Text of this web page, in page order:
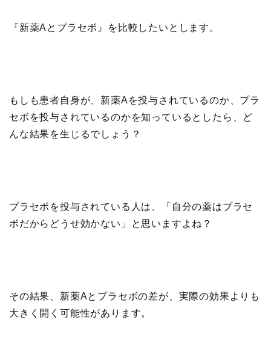
『新薬Aとプラセボ』を比較したいとします。
もしも患者自身が、新薬Aを投与されているのか、プラ
セボを投与されているのかを知っているとしたら、ど
んな結果を生じるでしょう？
プラセボを投与されている人は、「自分の薬はプラセ
ボだからどうせ効かない」と思いますよね？
その結果、新薬Aとプラセボの差が、実際の効果よりも
大きく開く可能性があります。